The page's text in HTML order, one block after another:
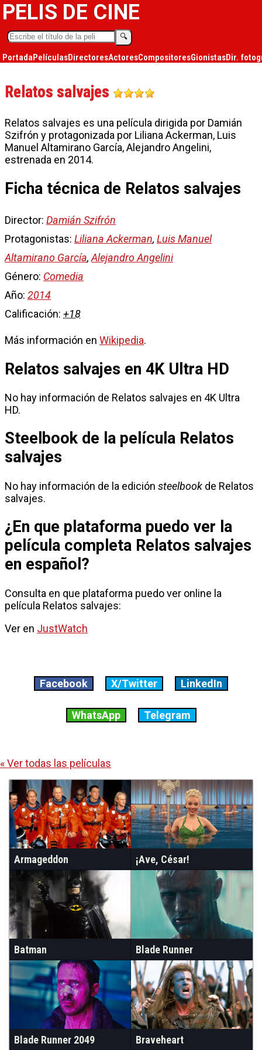
PELIS DE CINE
🔍︎
PortadaPelículasDirectoresActoresCompositoresGionistasDir.
Relatos salvajes
Relatos salvajes es una película dirigida por Damián
Szifrón y protagonizada por Liliana Ackerman, Luis
Manuel Altamirano García, Alejandro Angelini,
estrenada en 2014.
Ficha técnica de Relatos salvajes
Director: Damián Szifrón
Protagonistas: Liliana Ackerman, Luis Manuel
Altamirano García,Alejandro Angelini
Género: Comedia
Año: 2014
Calificación: +18
Más información en Wikipedia.
Relatos salvajes en 4K Ultra HD
No hay información de Relatos salvajes en 4K Ultra
HD.
Steelbook de la película Relatos
salvajes
No hay información de la edición steelbook de Relatos
salvajes.
¿En que plataforma puedo ver la
película completa Relatos salvajes
en español?
Consulta en que plataforma puedo ver online la
película Relatos salvajes:
Ver en JustWatch
Facebook X/Twitter LinkedIn
WhatsApp Telegram
« Ver todas las películas
Armageddon ¡Ave, César!
Batman Blade Runner
Blade Runner 2049 Braveheart